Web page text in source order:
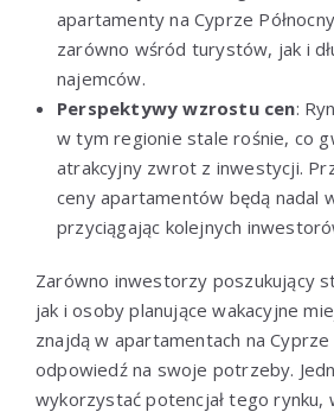
apartamenty na Cyprze
zarówno wśród turystów, jak i
najemców.
Perspektywy wzrostu cen:
w tym regionie stale rośnie, co
atrakcyjny zwrot z inwestycji.
ceny apartamentów będą nadal
przyciągając kolejnych
Zarówno inwestorzy poszukujący
jak i osoby planujące wakacyjne
znajdą w apartamentach na Cyprze
odpowiedź na swoje potrzeby.
wykorzystać potencjał tego rynku,